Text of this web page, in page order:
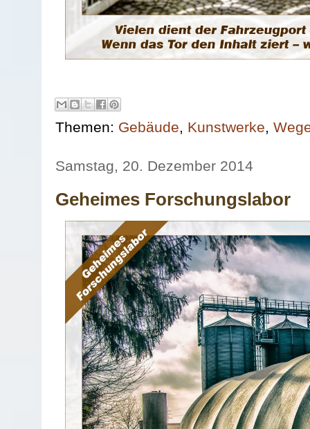
Themen: Gebäude Kunstwerke
Samstag, 20. Dezember 2014
Geheimes Forschungslabor